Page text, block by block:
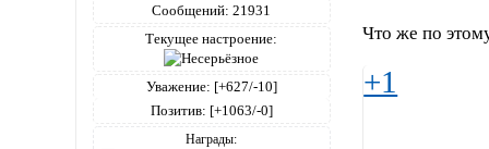
Сообщений: 21931
Текущее настроение:
Уважение: [+627/-10]
Позитив: [+1063/-0]
Награды:
Что же по
+1